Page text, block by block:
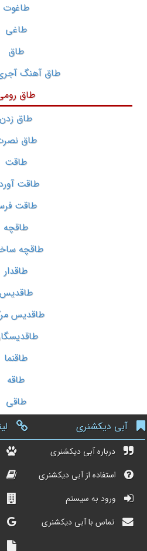
طاغوت
طاغی
طاق
طاق آهنگ
طاق
طاق زدن
طاق
طاقت
طاقت
طاقت
طاقچه
طاقچه
طاقدار
طاقدیس
طاقدیس
طاقنما
طاقه
طاقی
آبی دیکشنری
درباره آبی دیکشنری
استفاده از آبی دیکشنری
ورود به سیستم
تماس با آبی دیکشنری